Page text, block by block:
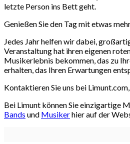
letzte Person ins Bett geht.
Genießen Sie den Tag mit etwas
Jedes Jahr helfen wir dabei,
Veranstaltung hat ihren eigenen
Musikerlebnis bekommen, das zu
erhalten, das Ihren Erwartungen
Kontaktieren Sie uns bei
Bei Limunt können Sie einzigartige
Bands und Musikerhier auf der